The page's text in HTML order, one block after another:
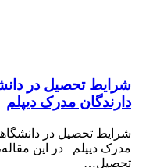
شرایط تحصیل در
دارندگان مدرک دیپلم
شرایط تحصیل در
مدرک دیپلم در این
تحصیل…